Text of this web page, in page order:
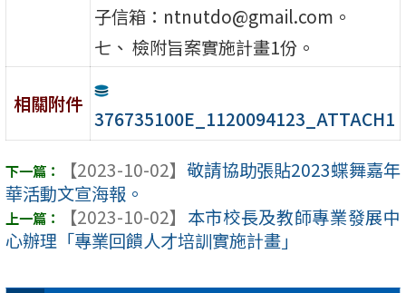
子信箱：ntnutdo@gmail.com。
七、 檢附旨案實施計畫1份。
相關附件
376735100E_1120094123_ATTACH1
【2023-10-02】 敬請協助張貼2023蝶舞嘉年
華活動文宣海報。
【2023-10-02】 本市校長及教師專業發展中
心辦理「專業回饋人才培訓實施計畫」